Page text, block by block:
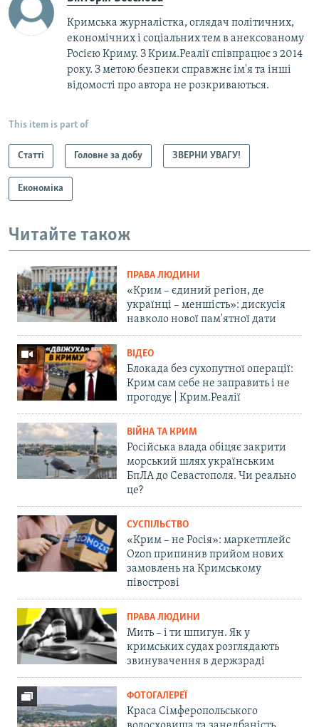
Кримська журналістка, оглядач політичних,
економічних і соціальних тем в анексованому
Росією Криму. З Крим.Реалії співпрацює з 2014
року. З метою безпеки справжнє ім'я та інші
відомості про автора не розкриваються.
This item is part of
Статті Головне за добу ЗВЕРНИ УВАГУ!
Економіка
Читайте також
ПРАВА ЛЮДИНИ
«Крим – єдиний регіон, де
українці – меншість»: дискусія
навколо нової пам'ятної дати
ВІДЕО
Блокада без сухопутної операції:
Крим сам себе не заправить і не
прогодує | Крим.Реалії
ВІЙНА ТА КРИМ
Російська влада обіцяє закрити
морський шлях українським
БпЛА до Севастополя. Чи реально
це?
СУСПІЛЬСТВО
«Крим – не Росія»: маркетплейс
Ozon припинив прийом нових
замовлень на Кримському
півострові
ПРАВА ЛЮДИНИ
Мить – і ти шпигун. Як у
кримських судах розглядають
звинувачення в держзраді
ФОТОГАЛЕРЕЇ
Краса Сімферопольського